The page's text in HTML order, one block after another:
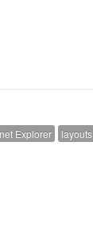
Explorer layouts